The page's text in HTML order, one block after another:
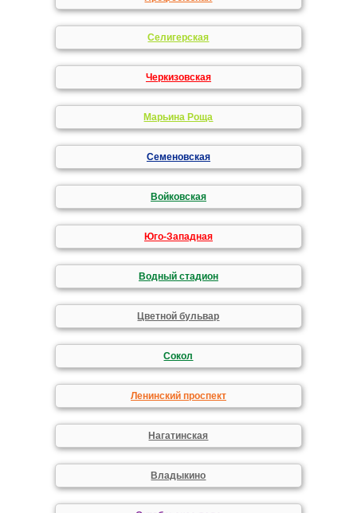
Селигерская
Черкизовская
Марьина Роща
Семеновская
Войковская
Юго-Западная
Водный стадион
Цветной бульвар
Сокол
Ленинский проспект
Нагатинская
Владыкино